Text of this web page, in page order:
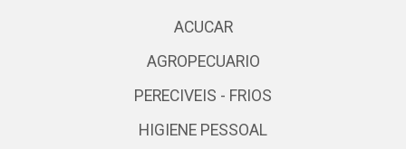
ACUCAR
AGROPECUARIO
PERECIVEIS - FRIOS
HIGIENE PESSOAL